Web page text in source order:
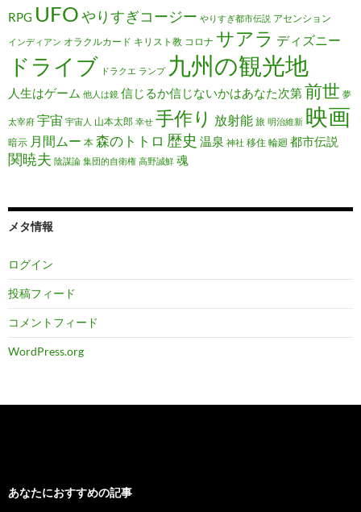
RPG UFOやりすぎコージー やりすぎ都市伝説 アセンション
インディアン オラクルカード キリスト教 コロナ サアラ ディズニー
ドライブ ドラクエ ランプ 九州の観光地
人生はゲーム 他人は鏡 信じるか信じないかはあなた次第前世 夢
太宰府 宇宙 宇宙人 山本太郎 幸せ 手作り 放射能 旅 明治維新 映画
暗示 月間ムー 本 森のトトロ 歴史 温泉 神社 移住 輪廻 都市伝説
関暁夫 陰謀論 集団的自衛権 高野誠鮮 魂
メタ情報
ログイン
投稿フィード
コメントフィード
WordPress.org
あなたにおすすめの記事